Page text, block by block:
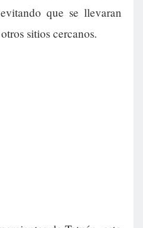
que se llevaran
sitios cercanos.